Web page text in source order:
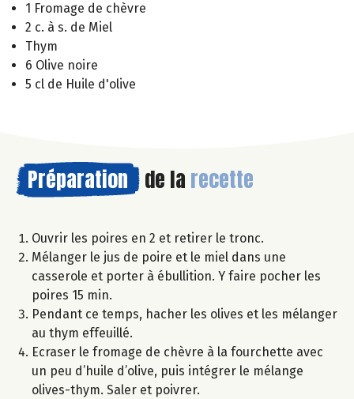
1 Fromage de chèvre
2 c. à s. de Miel
Thym
6 Olive noire
5 cl de Huile d'olive
Préparation de la recette
Ouvrir les poires en 2 et retirer le tronc.
Mélanger le jus de poire et le miel dans une
casserole et porter à ébullition. Y faire pocher les
poires 15 min.
Pendant ce temps, hacher les olives et les mélanger
au thym effeuillé.
Ecraser le fromage de chèvre à la fourchette avec
un peu d’huile d’olive, puis intégrer le mélange
olives-thym. Saler et poivrer.